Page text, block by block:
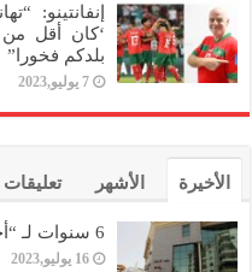
إنفانتينو:
بلدكم فخورا”
7 يوليو,2023
الأخيرة الأشهر تعليقات
6 سنوات لـ “أجودان” تسلم 40 مليونا رشوة
16 يوليو,2023